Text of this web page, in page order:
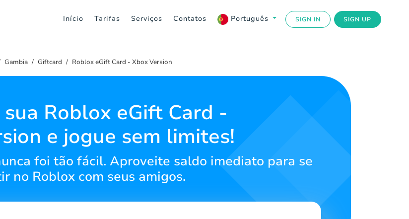
Início Tarifas Serviços Contatos Português SIGN IN SIGN UP
Gambia Giftcard Roblox eGift Card - Xbox Version
Roblox eGift Card -
e jogue sem limites!
foi tão fácil. Aproveite saldo imediato para se
no Roblox com seus amigos.